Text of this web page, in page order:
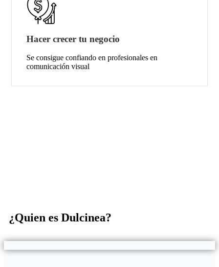
Hacer crecer tu negocio
Se consigue confiando en profesionales en
comunicación visual
¿Quien es Dulcinea?